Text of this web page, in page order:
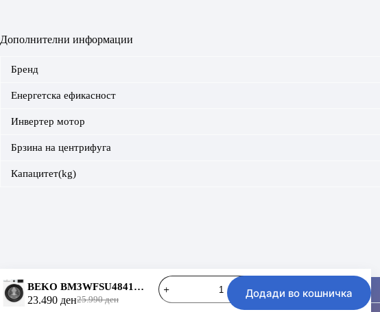
Дополнителни информации
Бренд
Енергетска ефикасност
Инвертер мотор
Брзина на центрифуга
Капацитет(kg)
Контактирај нè
Copyright © 2026 - KULT
BEKO BM3WFSU48415WBRO
25.990ден
Original
23.490 ден
Current
BEKO
BM3WFSU48415WBRO
количина
Додади во кошничка